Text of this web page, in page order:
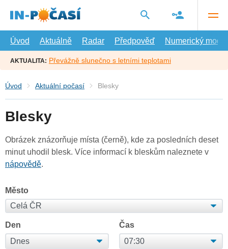
hlavní
Úvod
Aktuálně Radar Předpověď Numerický model
AKTUALITA: Převážně slunečno s letními teplotami
Úvod Aktuální počasí Blesky
Blesky
Obrázek znázorňuje místa (černě), kde za posledních deset
minut uhodil blesk. Více informací k bleskům naleznete v
nápovědě.
Město
Den Čas